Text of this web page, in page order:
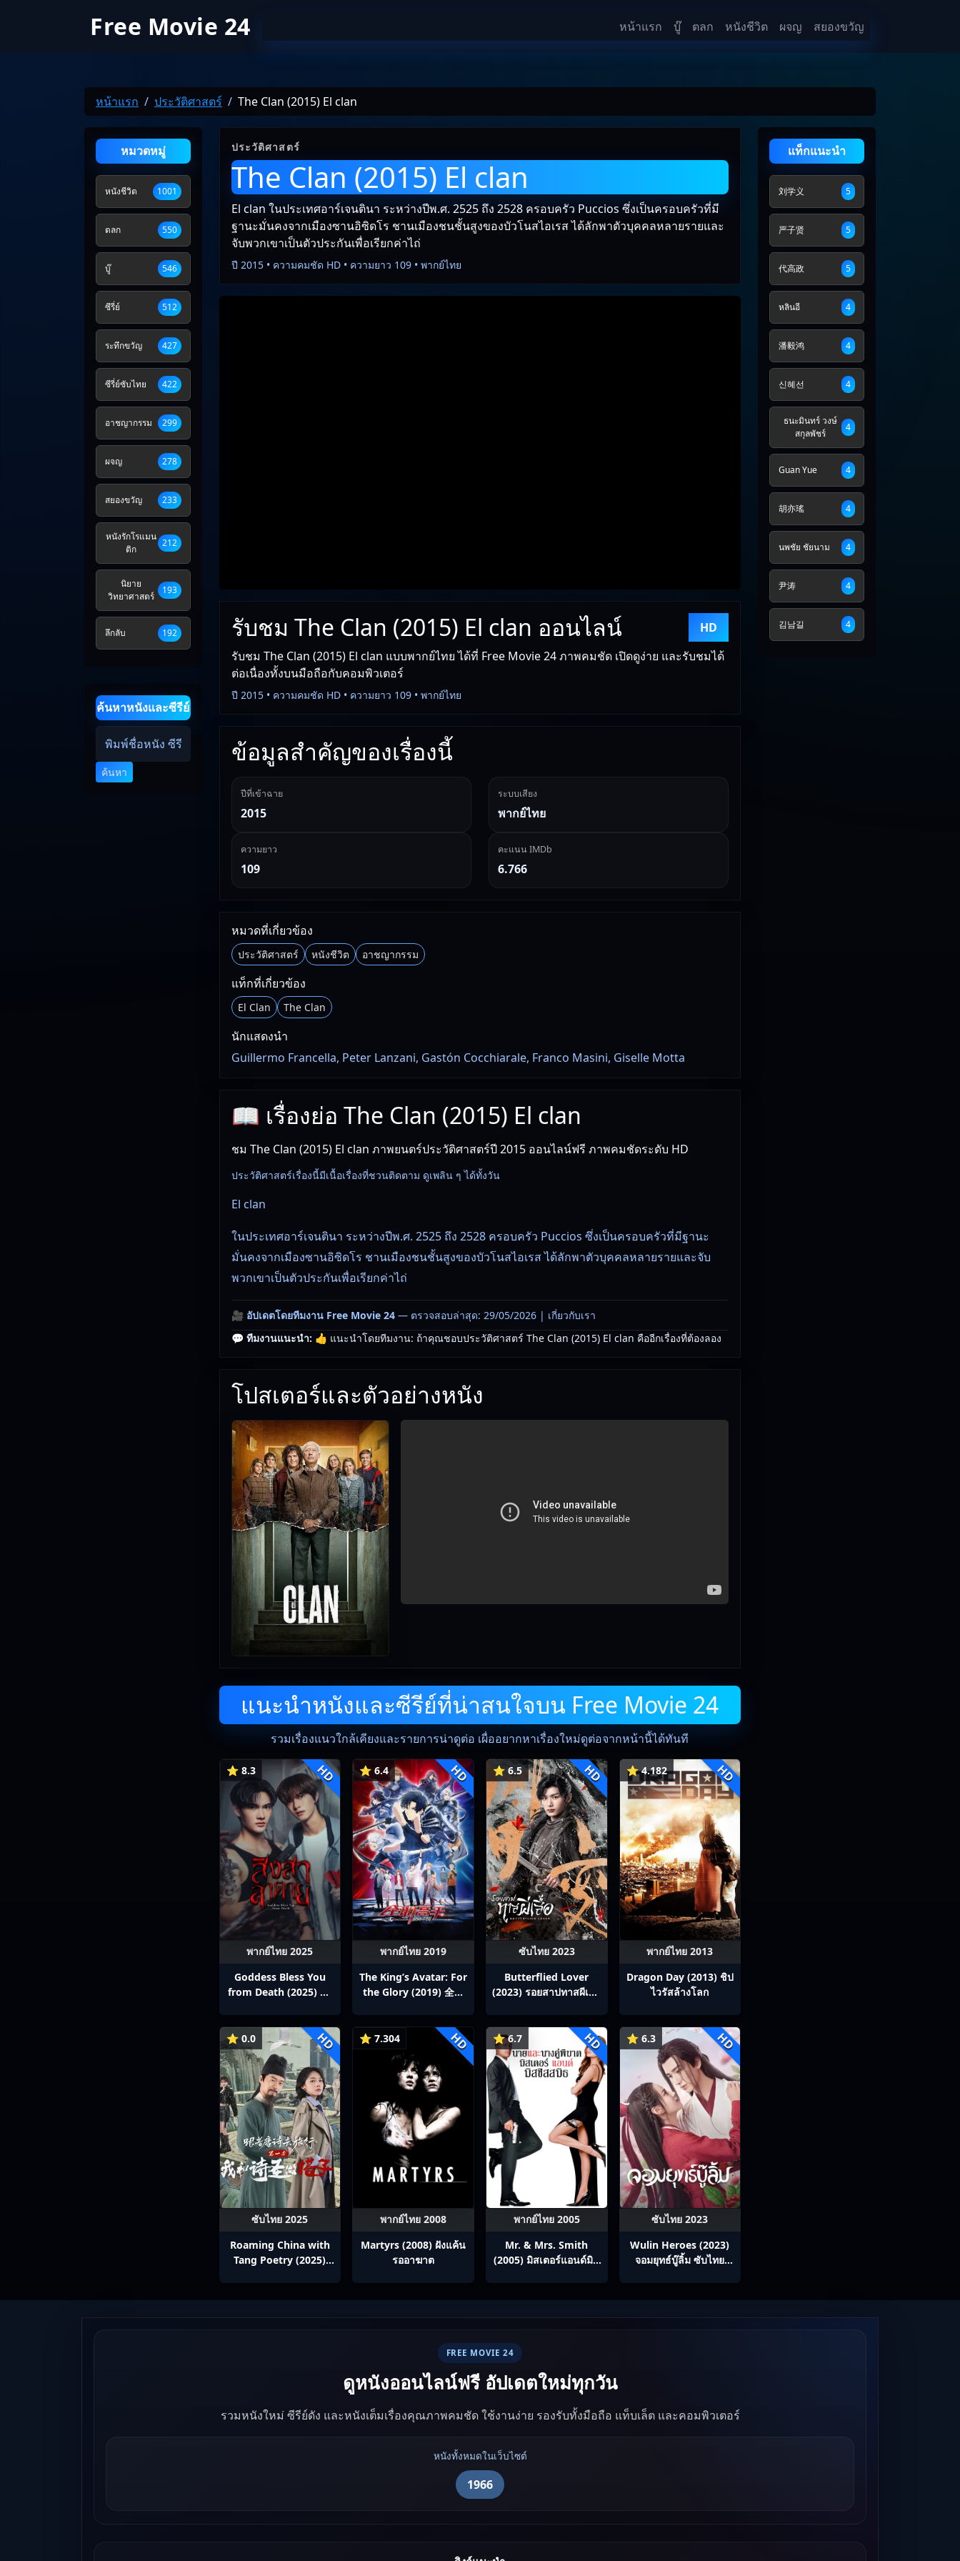
Free Movie 24 หน้าแรก บู๊ ตลก หนังชีวิต ผจญ สยองขวัญ
หน้าแรก ประวัติศาสตร์ The Clan (2015) El clan
หมวดหมู่
หนังชีวิต 1001
ตลก 550
บู๊ 546
ซีรี่ย์ 512
ระทึกขวัญ 427
ซีรี่ย์ซับไทย 422
อาชญากรรม 299
ผจญ 278
สยองขวัญ 233
หนังรักโรแมน
ติก
212
นิยาย
วิทยาศาสตร์
193
ลึกลับ 192
ค้นหาหนังและซีรีย์
ค้นหา
ประวัติศาสตร์
The Clan (2015) El clan
El clan ในประเทศอาร์เจนตินา ระหว่างปีพ.ศ. 2525 ถึง 2528 ครอบครัว Puccios ซึ่งเป็นครอบครัวที่มี
ฐานะมั่นคงจากเมืองซานอิซิดโร ชานเมืองชนชั้นสูงของบัวโนสไอเรส ได้ลักพาตัวบุคคลหลายรายและ
จับพวกเขาเป็นตัวประกันเพื่อเรียกค่าไถ่
ปี 2015 • ความคมชัด HD • ความยาว 109 • พากย์ไทย
รับชม The Clan (2015) El clan ออนไลน์
HD
รับชม The Clan (2015) El clan แบบพากย์ไทย ได้ที่ Free Movie 24 ภาพคมชัด เปิดดูง่าย และรับชมได้
ต่อเนื่องทั้งบนมือถือกับคอมพิวเตอร์
ปี 2015 • ความคมชัด HD • ความยาว 109 • พากย์ไทย
ข้อมูลสำคัญของเรื่องนี้
ปีที่เข้าฉาย
2015
ระบบเสียง
พากย์ไทย
ความยาว
109
คะแนน IMDb
6.766
หมวดที่เกี่ยวข้อง
ประวัติศาสตร์ หนังชีวิต อาชญากรรม
แท็กที่เกี่ยวข้อง
El Clan The Clan
นักแสดงนำ
Guillermo Francella, Peter Lanzani, Gastón Cocchiarale, Franco Masini, Giselle Motta
📖 เรื่องย่อ The Clan (2015) El clan
ชม The Clan (2015) El clan ภาพยนตร์ประวัติศาสตร์ปี 2015 ออนไลน์ฟรี ภาพคมชัดระดับ HD
ประวัติศาสตร์เรื่องนี้มีเนื้อเรื่องที่ชวนติดตาม ดูเพลิน ๆ ได้ทั้งวัน
El clan
ในประเทศอาร์เจนตินา ระหว่างปีพ.ศ. 2525 ถึง 2528 ครอบครัว Puccios ซึ่งเป็นครอบครัวที่มีฐานะ
มั่นคงจากเมืองซานอิซิดโร ชานเมืองชนชั้นสูงของบัวโนสไอเรส ได้ลักพาตัวบุคคลหลายรายและจับ
พวกเขาเป็นตัวประกันเพื่อเรียกค่าไถ่
🎥 อัปเดตโดยทีมงาน Free Movie 24— ตรวจสอบล่าสุด: 29/05/2026 | เกี่ยวกับเรา
💬 ทีมงานแนะนำ: 👍 แนะนำโดยทีมงาน: ถ้าคุณชอบประวัติศาสตร์ The Clan (2015) El clan คืออีกเรื่องที่ต้องลอง
โปสเตอร์และตัวอย่างหนัง
แนะนำหนังและซีรีย์ที่น่าสนใจบน Free Movie 24
รวมเรื่องแนวใกล้เคียงและรายการน่าดูต่อ เผื่ออยากหาเรื่องใหม่ดูต่อจากหน้านี้ได้ทันที
⭐ 8.3 HD
พากย์ไทย 2025
Goddess Bless You
from Death (2025) สิง
⭐ 6.4 HD
พากย์ไทย 2019
The King’s Avatar: For
the Glory (2019) 全职
⭐ 6.5 HD
ซับไทย 2023
Butterflied Lover
(2023) รอยสาปทาสผีเสื้อ
⭐ 4.182 HD
พากย์ไทย 2013
Dragon Day (2013) ชิป
ไวรัสล้างโลก
⭐ 0.0 HD
ซับไทย 2025
Roaming China with
Tang Poetry (2025)
⭐ 7.304 HD
พากย์ไทย 2008
Martyrs (2008) ฝังแค้น
รออาฆาต
⭐ 6.7 HD
พากย์ไทย 2005
Mr. & Mrs. Smith
(2005) มิสเตอร์แอนด์มิส
⭐ 6.3 HD
ซับไทย 2023
Wulin Heroes (2023)
จอมยุทธ์บู๊ลิ้ม ซับไทย
แท็กแนะนำ
刘学义 5
严子贤 5
代高政 5
หลินอี 4
潘毅鸿 4
신혜선 4
ธนะมินทร์ วงษ์
สกุลพัชร์
4
Guan Yue 4
胡亦瑤 4
นพชัย ชัยนาม 4
尹涛 4
김남길 4
FREE MOVIE 24
ดูหนังออนไลน์ฟรี อัปเดตใหม่ทุกวัน
รวมหนังใหม่ ซีรีย์ดัง และหนังเต็มเรื่องคุณภาพคมชัด ใช้งานง่าย รองรับทั้งมือถือ แท็บเล็ต และคอมพิวเตอร์
หนังทั้งหมดในเว็บไซต์
1966